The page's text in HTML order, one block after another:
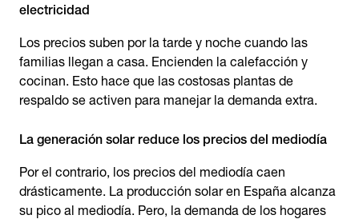
electricidad
Los precios suben por la tarde y noche cuando las
familias llegan a casa. Encienden la calefacción y
cocinan. Esto hace que las costosas plantas de
respaldo se activen para manejar la demanda extra.
La generación solar reduce los precios del mediodía
Por el contrario, los precios del mediodía caen
drásticamente. La producción solar en España alcanza
su pico al mediodía. Pero, la demanda de los hogares